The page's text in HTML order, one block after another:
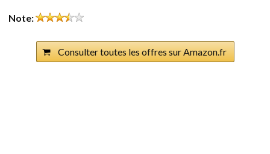
Note:
Consulter toutes les offres sur Amazon.fr